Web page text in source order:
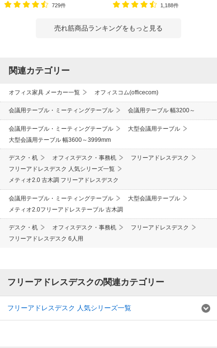
729件
1,188件
売れ筋商品ランキングをもっと見る
関連カテゴリー
オフィス家具 メーカー一覧 オフィスコム(officecom)
会議用テーブル・ミーティングテーブル 会議用テーブル 幅3200～
会議用テーブル・ミーティングテーブル
大型会議用テーブル
大型会議用テーブル 幅3600～3999mm
デスク・机 オフィスデスク・事務机
フリーアドレスデスク
フリーアドレスデスク 人気シリーズ一覧
メティオ2.0 古木調 フリーアドレスデスク
会議用テーブル・ミーティングテーブル
大型会議用テーブル
メティオ2.0フリーアドレステーブル 古木調
デスク・机 オフィスデスク・事務机
フリーアドレスデスク
フリーアドレスデスク 6人用
フリーアドレスデスクの関連カテゴリー
フリーアドレスデスク 人気シリーズ一覧